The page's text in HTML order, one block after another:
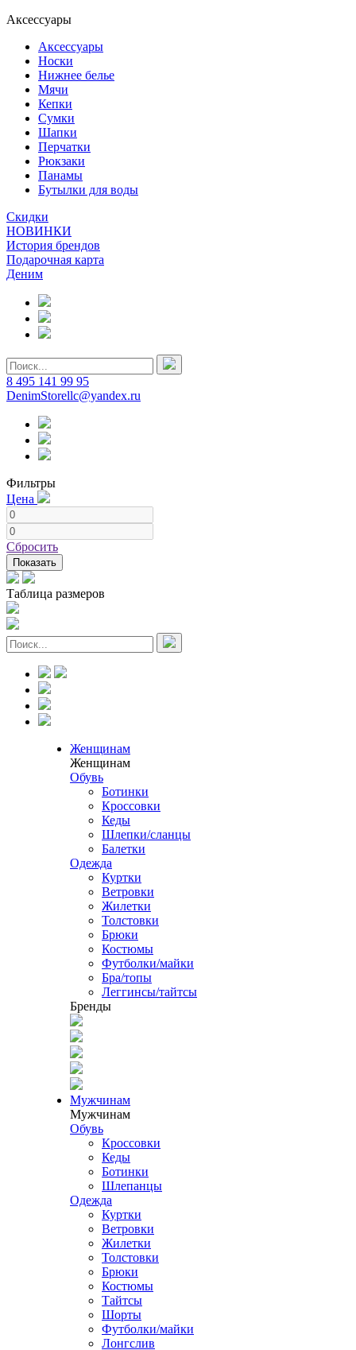
Аксессуары
Аксессуары
Носки
Нижнее белье
Мячи
Кепки
Сумки
Шапки
Перчатки
Рюкзаки
Панамы
Бутылки для воды
Скидки
НОВИНКИ
История брендов
Подарочная карта
Деним
8 495 141 99 95
DenimStorellc@yandex.ru
Фильтры
Цена
Сбросить
Показать
Таблица размеров
Женщинам
Женщинам
Обувь
Ботинки
Кроссовки
Кеды
Шлепки/сланцы
Балетки
Одежда
Куртки
Ветровки
Жилетки
Толстовки
Брюки
Костюмы
Футболки/майки
Бра/топы
Леггинсы/тайтсы
Бренды
Мужчинам
Мужчинам
Обувь
Кроссовки
Кеды
Ботинки
Шлепанцы
Одежда
Куртки
Ветровки
Жилетки
Толстовки
Брюки
Костюмы
Тайтсы
Шорты
Футболки/майки
Лонгслив